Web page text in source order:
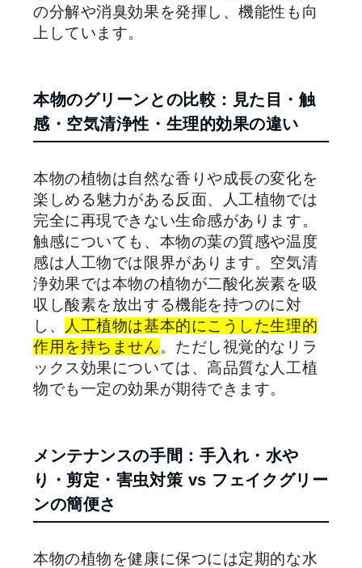
の分解や消臭効果を発揮し、機能性も向
上しています。
本物のグリーンとの比較：見た目・触
感・空気清浄性・生理的効果の違い
本物の植物は自然な香りや成長の変化を
楽しめる魅力がある反面、人工植物では
完全に再現できない生命感があります。
触感についても、本物の葉の質感や温度
感は人工物では限界があります。空気清
浄効果では本物の植物が二酸化炭素を吸
収し酸素を放出する機能を持つのに対
し、
人工植物は基本的にこうした生理的
作用を持ちません。ただし視覚的なリラ
ックス効果については、高品質な人工植
物でも一定の効果が期待できます。
メンテナンスの手間：手入れ・水や
り・剪定・害虫対策 vs フェイクグリー
ンの簡便さ
本物の植物を健康に保つには定期的な水